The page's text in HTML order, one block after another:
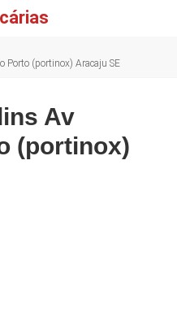
Porto (portinox) Aracaju SE
Av
(portinox)